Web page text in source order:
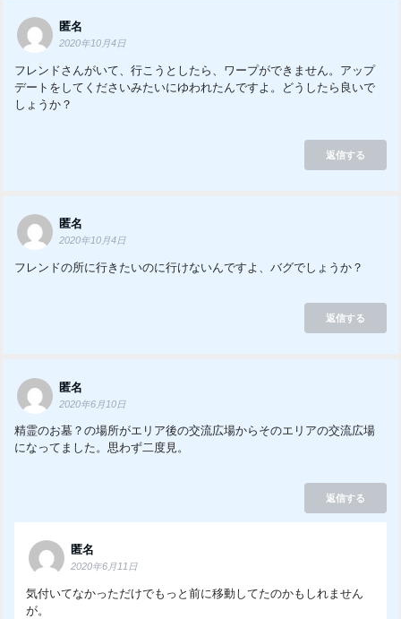
匿名
2020年10月4日
フレンドさんがいて、行こうとしたら、ワープができません。アップ
デートをしてくださいみたいにゆわれたんですよ。どうしたら良いで
しょうか？
返信する
匿名
2020年10月4日
フレンドの所に行きたいのに行けないんですよ、バグでしょうか？
返信する
匿名
2020年6月10日
精霊のお墓？の場所がエリア後の交流広場からそのエリアの交流広場
になってました。思わず二度見。
返信する
匿名
2020年6月11日
気付いてなかっただけでもっと前に移動してたのかもしれません
が。